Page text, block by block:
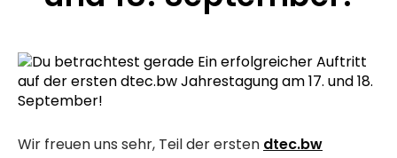
Wir freuen uns sehr, Teil der ersten dtec.bw